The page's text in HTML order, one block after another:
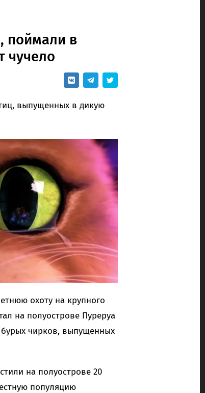
поймали в
чучело
выпущенных в дикую
охоту на крупного
на полуострове Пуреруа
бурых чирков, выпущенных
на полуострове 20
популяцию